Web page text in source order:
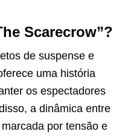
Scarecrow”?
de suspense e
uma história
os espectadores
a dinâmica entre
por tensão e